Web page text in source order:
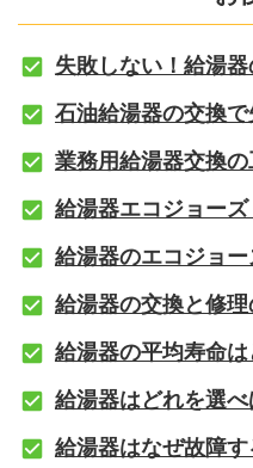
失敗しない！給湯
石油給湯器の交換
業務用給湯器交換
給湯器エコジョー
給湯器のエコジョ
給湯器の交換と修
給湯器の平均寿命は
給湯器はどれを選べ
給湯器はなぜ故障